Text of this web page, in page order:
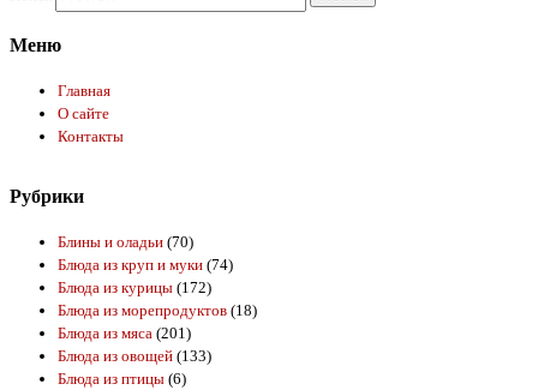
Меню
Главная
О сайте
Контакты
Рубрики
Блины и оладьи (70)
Блюда из круп и муки (74)
Блюда из курицы (172)
Блюда из морепродуктов (18)
Блюда из мяса (201)
Блюда из овощей (133)
Блюда из птицы (6)